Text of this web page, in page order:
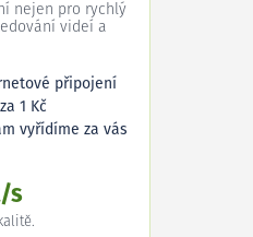
nejen pro rychlý
videí a
připojení
1 Kč
vyřídíme za vás
s